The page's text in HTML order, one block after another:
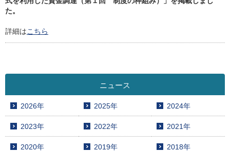
た。
詳細はこちら
ニュース
2026年 2025年 2024年
2023年 2022年 2021年
2020年 2019年 2018年